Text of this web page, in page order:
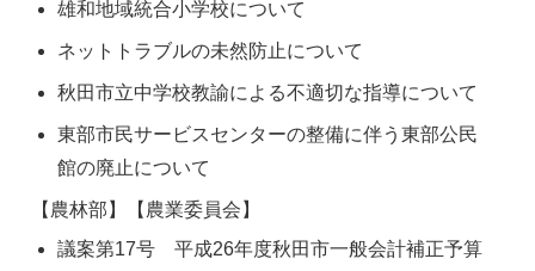
雄和地域統合小学校について
ネットトラブルの未然防止について
秋田市立中学校教諭による不適切な指導について
東部市民サービスセンターの整備に伴う東部公民
館の廃止について
【農林部】【農業委員会】
議案第17号 平成26年度秋田市一般会計補正予算